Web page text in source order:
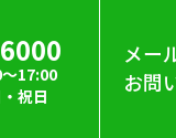
17:00
祝日
メー
お問